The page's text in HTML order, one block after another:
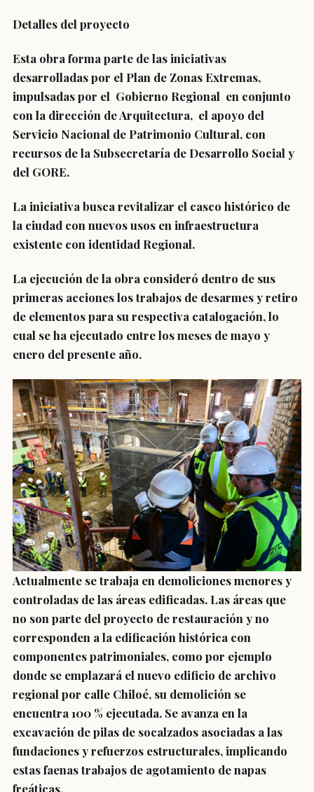
Detalles del proyecto
Esta obra forma parte de las iniciativas
desarrolladas por el Plan de Zonas Extremas,
impulsadas por el Gobierno Regional en conjunto
con la dirección de Arquitectura, el apoyo del
Servicio Nacional de Patrimonio Cultural, con
recursos de la Subsecretaría de Desarrollo Social y
del GORE.
La iniciativa busca revitalizar el casco histórico de
la ciudad con nuevos usos en infraestructura
existente con identidad Regional.
La ejecución de la obra consideró dentro de sus
primeras acciones los trabajos de desarmes y retiro
de elementos para su respectiva catalogación, lo
cual se ha ejecutado entre los meses de mayo y
enero del presente año.
Actualmente se trabaja en demoliciones menores y
controladas de las áreas edificadas. Las áreas que
no son parte del proyecto de restauración y no
corresponden a la edificación histórica con
componentes patrimoniales, como por ejemplo
donde se emplazará el nuevo edificio de archivo
regional por calle Chiloé, su demolición se
encuentra 100 % ejecutada. Se avanza en la
excavación de pilas de socalzados asociadas a las
fundaciones y refuerzos estructurales, implicando
estas faenas trabajos de agotamiento de napas
freáticas.